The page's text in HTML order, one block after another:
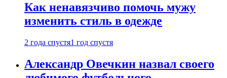
Как ненавязчиво помочь мужу
изменить стиль в одежде
2 года спустя1 год спустя
Александр Овечкин назвал своего